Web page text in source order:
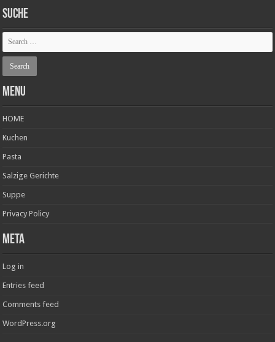
SUCHE
Menu
HOME
Kuchen
Pasta
Salzige Gerichte
Suppe
Privacy Policy
Meta
Log in
Entries feed
Comments feed
WordPress.org